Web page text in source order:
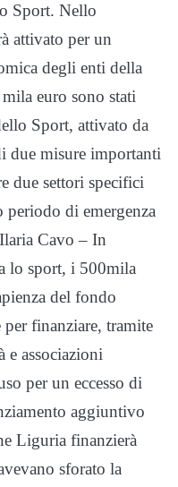
Sport. Nello
attivato per un
degli enti della
euro sono stati
Sport, attivato da
due misure importanti
due settori specifici
periodo di emergenza
Cavo – In
lo sport, i 500mila
del fondo
finanziare, tramite
e associazioni
per un eccesso di
aggiuntivo
Liguria finanzierà
sforato la